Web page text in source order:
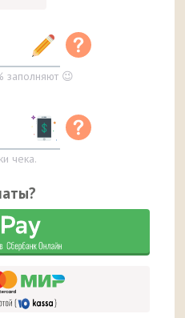
заполняют 😉
чека.